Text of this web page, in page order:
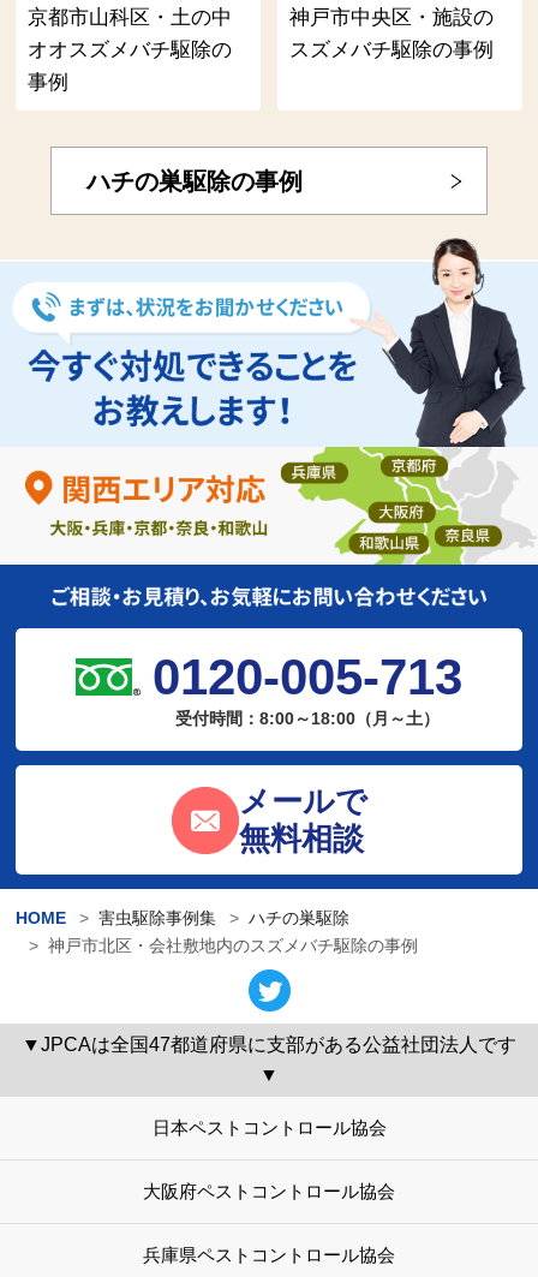
京都市山科区・土の中
オオスズメバチ駆除の
事例
神戸市中央区・施設の
スズメバチ駆除の事例
ハチの巣駆除の事例
0120-005-713
受付時間：8:00～18:00（月～土）
メールで
無料相談
HOME 害虫駆除事例集
ハチの巣駆除
神戸市北区・会社敷地内のスズメバチ駆除の事例
▼JPCAは全国47都道府県に支部がある公益社団法人です
▼
日本ペストコントロール協会
大阪府ペストコントロール協会
兵庫県ペストコントロール協会